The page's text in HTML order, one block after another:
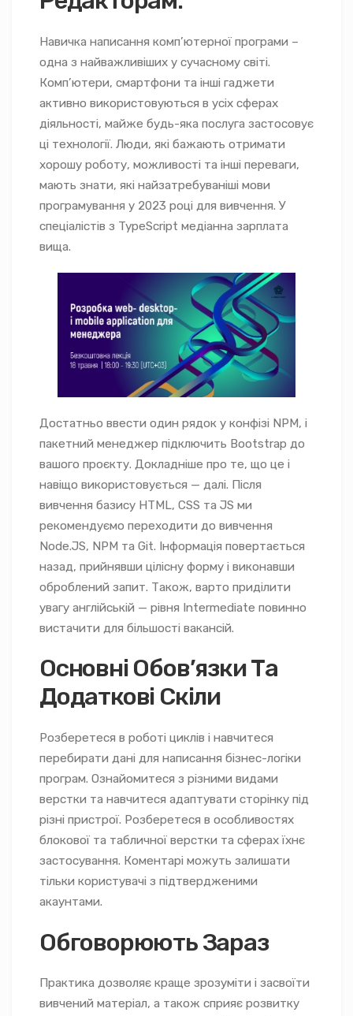
Навичка написання комп’ютерної програми –
одна з найважливіших у сучасному світі.
Комп’ютери, смартфони та інші гаджети
активно використовуються в усіх сферах
діяльності, майже будь-яка послуга застосовує
ці технології. Люди, які бажають отримати
хорошу роботу, можливості та інші переваги,
мають знати, які найзатребуваніші мови
програмування у 2023 році для вивчення. У
спеціалістів з TypeScript медіанна зарплата
вища.
Достатньо ввести один рядок у конфізі NPM, і
пакетний менеджер підключить Bootstrap до
вашого проєкту. Докладніше про те, що це і
навіщо використовується — далі. Після
вивчення базису HTML, CSS та JS ми
рекомендуємо переходити до вивчення
Node.JS, NPM та Git. Інформація повертається
назад, прийнявши цілісну форму і виконавши
оброблений запит. Також, варто приділити
увагу англійській — рівня Intermediate повинно
вистачити для більшості вакансій.
Основні Обов’язки Та
Додаткові Скіли
Розберетеся в роботі циклів і навчитеся
перебирати дані для написання бізнес-логіки
програм. Ознайомитеся з різними видами
верстки та навчитеся адаптувати сторінку під
різні пристрої. Розберетеся в особливостях
блокової та табличної верстки та сферах їхнє
застосування. Коментарі можуть залишати
тільки користувачі з підтвердженими
акаунтами.
Обговорюють Зараз
Практика дозволяє краще зрозуміти і засвоїти
вивчений матеріал, а також сприяє розвитку